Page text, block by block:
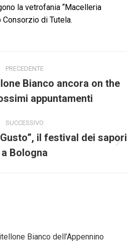
la vetrofania “Macelleria
di Tutela.
PRECEDENTE
precedente:
Bianco ancora on the
appuntamenti
SUCCESSIVO
Prossimo
post:
Gusto”, il festival dei sapori
a Bologna
Bianco dell’Appennino